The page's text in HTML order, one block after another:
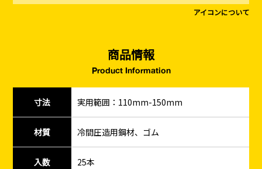
アイコンについて
商品情報
Product Information
寸法 実用範囲：110mm-150mm
材質 冷間圧造用鋼材、ゴム
入数 25本